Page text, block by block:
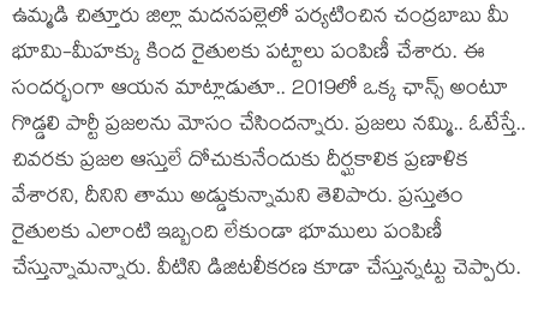
ఉమ్మ‌డి చిత్తూరు జిల్లా మ‌ద‌న‌ప‌ల్లెలో ప‌ర్య‌టించిన చంద్ర‌బాబు మీ
భూమి-మీహ‌క్కు కింద రైతుల‌కు ప‌ట్టాలు పంపిణీ చేశారు. ఈ
సంద‌ర్భంగా ఆయ‌న మాట్లాడుతూ.. 2019లో ఒక్క ఛాన్స్ అంటూ
గొడ్డ‌లి పార్టీ ప్ర‌జ‌ల‌ను మోసం చేసింద‌న్నారు. ప్ర‌జ‌లు న‌మ్మి.. ఓటేస్తే..
చివ‌ర‌కు ప్ర‌జ‌ల ఆస్తులే దోచుకునేందుకు దీర్ఘ‌కాలిక ప్ర‌ణాళిక
వేశార‌ని, దీనిని తాము అడ్డుకున్నామ‌ని తెలిపారు. ప్ర‌స్తుతం
రైతుల‌కు ఎలాంటి ఇబ్బంది లేకుండా భూములు పంపిణీ
చేస్తున్నామ‌న్నారు. వీటిని డిజిట‌లీక‌ర‌ణ కూడా చేస్తున్న‌ట్టు చెప్పారు.